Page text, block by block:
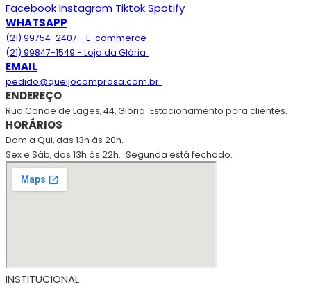
FacebookInstagram TiktokSpotify
WHATSAPP
(21) 99754-2407 - E-commerce
(21) 99847-1549 - Loja da Glória
EMAIL
pedido@queijocomprosa.com.br
ENDEREÇO
Rua Conde de Lages, 44, Glória Estacionamento para clientes.
HORÁRIOS
Dom a Qui, das 13h às 20h.
Sex e Sáb, das 13h às 22h. Segunda está fechado.
INSTITUCIONAL